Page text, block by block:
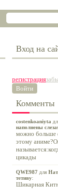
Вход на
регистрация
Войти
Комменты
costenkoaniyta
наполнены
можно больше
этому
цикады
QWE987 для
тетиву:
Шикарная